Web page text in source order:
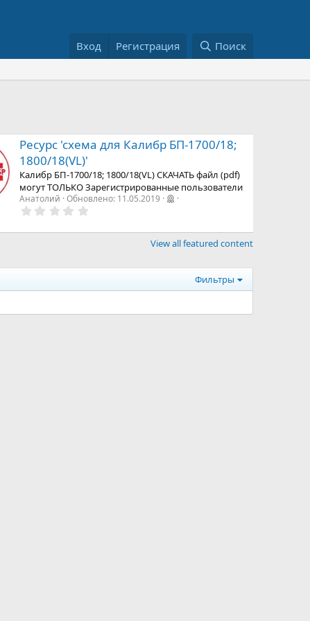
Вход Регистрация Поиск
Ресурс 'схема для Калибр БП-1700/18;
1800/18(VL)'
Калибр БП-1700/18; 1800/18(VL) СКАЧАТЬ файл (pdf)
могут ТОЛЬКО Зарегистрированные пользователи
Анатолий Обновлено: 11.05.2019
0
е
View all featured content
Фильтры